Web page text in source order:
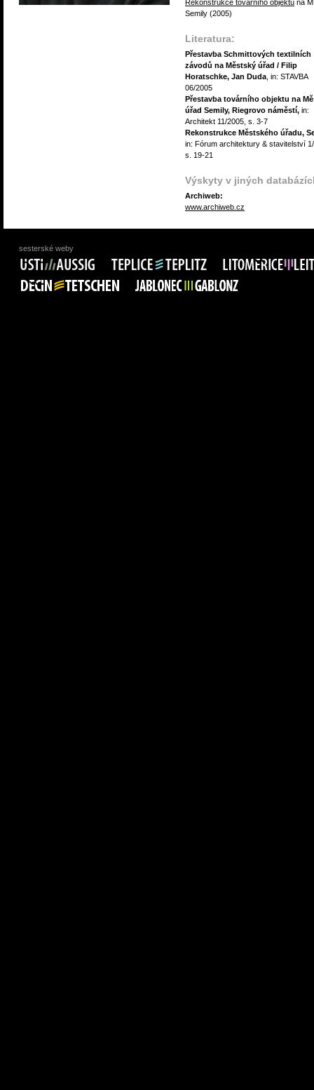
Rekonstrukce továrního objektu na
Semily (2005)
Literatura:
Přestavba Schmittových textilních
závodů na Městský úřad / Filip
Horatschke, Jan Duda , in: STAVBA
06/2005
Přestavba továrního objektu na
úřad Semily, Riegrovo náměstí, in:
Architekt 11/2005, s. 3-7
Rekonstrukce Městského úřadu,
in: Fórum architektury & stavitelství
s. 19-21
Výskyty v jiných
Archiweb:
www.archiweb.cz
sesterské weby